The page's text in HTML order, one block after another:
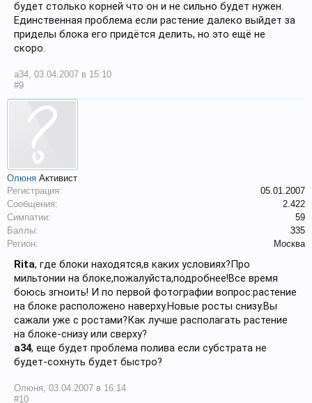
будет столько корней что он и не сильно будет нужен.
Единственная проблема если растение далеко выйдет за
приделы блока его придётся делить, но это ещё не
скоро.
a34, 03.04.2007 в 15:10
#9
Олюня Активист
Регистрация:
05.01.2007
Сообщения:
2.422
Симпатии:
59
Баллы:
335
Регион:
Москва
Rita, где блоки находятся,в каких условиях?Про
мильтонии на блоке,пожалуйста,подробнее!Все время
боюсь згноить! И по первой фотографии вопрос:растение
на блоке расположено наверху.Новые росты снизу.Вы
сажали уже с ростами?Как лучше располагать растение
на блоке-снизу или сверху?
a34, еще будет проблема полива если субстрата не
будет-сохнуть будет быстро?
Олюня, 03.04.2007 в 16:14
#10